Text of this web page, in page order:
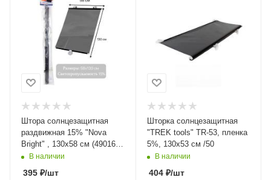
Штора солнцезащитная
раздвижная 15% "Nova
Bright" , 130х58 см (49016)
/50В наличии
395 ₽/шт
Шторка солнцезащитная
"TREK tools" TR-53, пленка
5%, 130х53 см /50
В наличии
404₽/шт